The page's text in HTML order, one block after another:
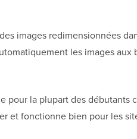
images redimensionnées
les images aux
pour la plupart des débutants
et fonctionne bien pour les